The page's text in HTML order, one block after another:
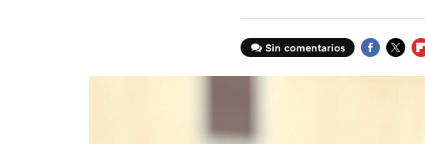
Sin comentarios